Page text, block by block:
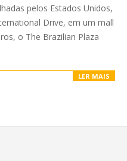
pelos Estados Unidos,
Drive, em um mall
o The Brazilian Plaza
LER MAIS